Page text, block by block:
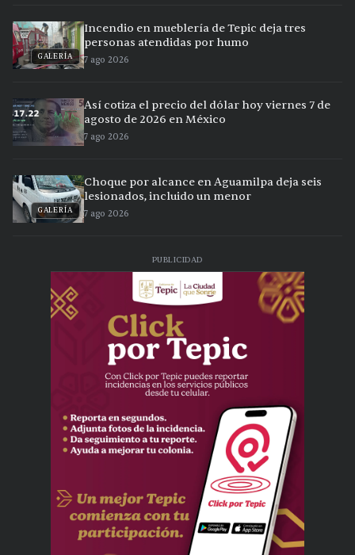
GALERÍA
Incendio en mueblería de Tepic deja tres
personas atendidas por humo
7 ago 2026
Así cotiza el precio del dólar hoy viernes 7 de
agosto de 2026 en México
7 ago 2026
GALERÍA
Choque por alcance en Aguamilpa deja seis
lesionados, incluido un menor
7 ago 2026
PUBLICIDAD